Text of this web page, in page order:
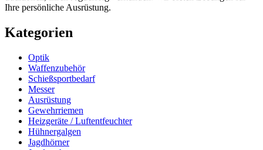
Ihre persönliche Ausrüstung.
Kategorien
Optik
Waffenzubehör
Schießsportbedarf
Messer
Ausrüstung
Gewehrriemen
Heizgeräte / Luftentfeuchter
Hühnergalgen
Jagdhörner